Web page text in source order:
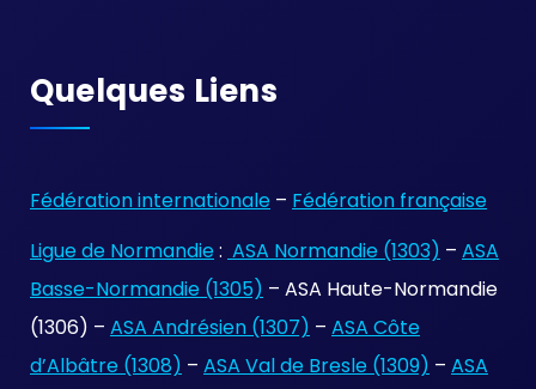
Quelques Liens
Fédération internationale – Fédération française
Ligue de Normandie : ASA Normandie (1303) – ASA
Basse-Normandie (1305) – ASA Haute-Normandie
(1306) – ASA Andrésien (1307) – ASA Côte
d’Albâtre (1308) – ASA Val de Bresle (1309) – ASA